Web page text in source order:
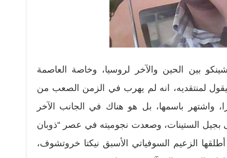
بين الحين والآخر لروسيا، وخاصة العاصمة
لمنتقديه، انه لم يهرب في الزمن الصعب من
واشتهر باسمها، بل هو هناك في الجانب الآخر
الستينات، وصعدت نجوميته في عصر “ذوبان
أطلقها الزعيم السوفياتي الأسبق نيكتا خروتشوف،